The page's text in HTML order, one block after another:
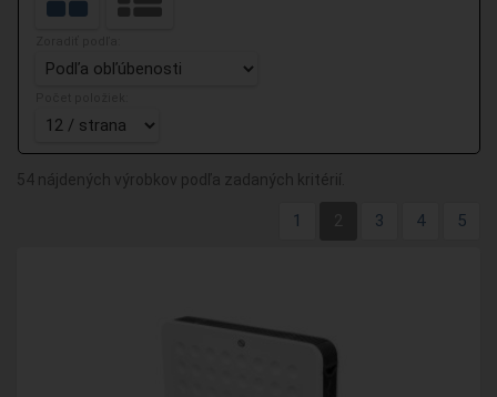
54 nájdených výrobkov podľa zadaných kritérií.
1 3 4 5